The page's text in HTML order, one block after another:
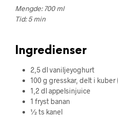
Mengde: 700 ml
Tid: 5 min
Ingredienser
2,5 dl vaniljeyoghurt
100 g gresskar, delt i
1,2 dl appelsinjuice
1 fryst banan
½ ts kanel